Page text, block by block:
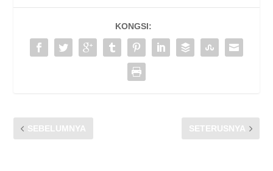
KONGSI:
SEBELUMNYA SETERUSNYA